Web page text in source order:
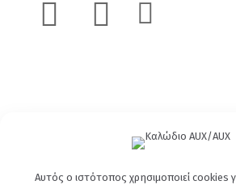
Αυτός ο ιστότοπος χρησιμοποιεί cookies